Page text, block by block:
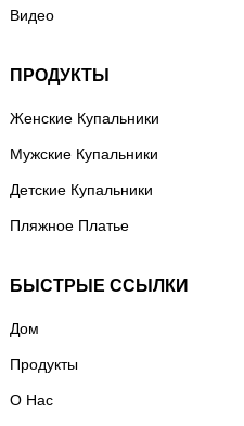
Видео
ПРОДУКТЫ
Женские Купальники
Мужские Купальники
Детские Купальники
Пляжное Платье
БЫСТРЫЕ ССЫЛКИ
Дом
Продукты
О Нас